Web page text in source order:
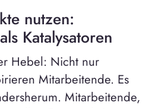
nutzen:
Katalysatoren
Hebel: Nicht nur
Mitarbeitende. Es
Mitarbeitende,